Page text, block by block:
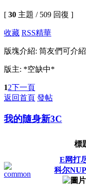
[ 30 主題 / 509 回復 ]
收藏 RSS精華
版塊介紹: 筒友們可介
版主: *空缺中*
12下一頁
返回首頁 發帖
我的隨身新3C
標
E网打
科尔